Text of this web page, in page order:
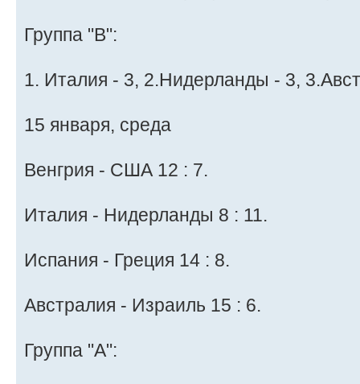
Группа "B":
1. Италия - 3, 2.Нидерланды - 3,
15 января, среда
Венгрия - США 12 : 7.
Италия - Нидерланды 8 : 11.
Испания - Греция 14 : 8.
Австралия - Израиль 15 : 6.
Группа "A":